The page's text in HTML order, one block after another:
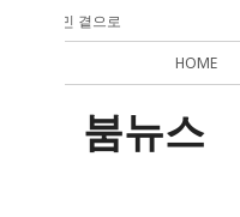
시민 곁으로
HOME
붐뉴스